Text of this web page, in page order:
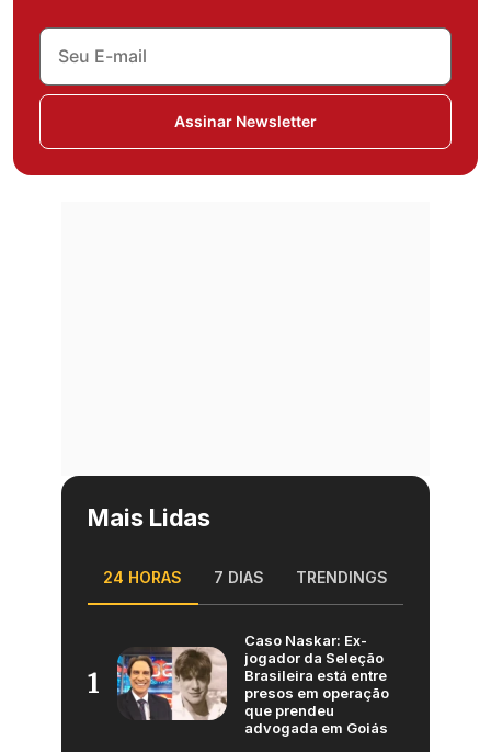
Assinar Newsletter
Mais Lidas
24 HORAS 7 DIAS TRENDINGS
1
Caso Naskar: Ex-
jogador da Seleção
Brasileira está entre
presos em operação
que prendeu
advogada em Goiás